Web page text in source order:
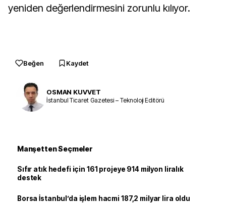
yeniden değerlendirmesini zorunlu kılıyor.
Beğen Kaydet
OSMAN KUVVET
İstanbul Ticaret Gazetesi – Teknoloji Editörü
Manşetten Seçmeler
Sıfır atık hedefi için 161 projeye 914 milyon liralık
destek
Borsa İstanbul’da işlem hacmi 187,2 milyar lira oldu